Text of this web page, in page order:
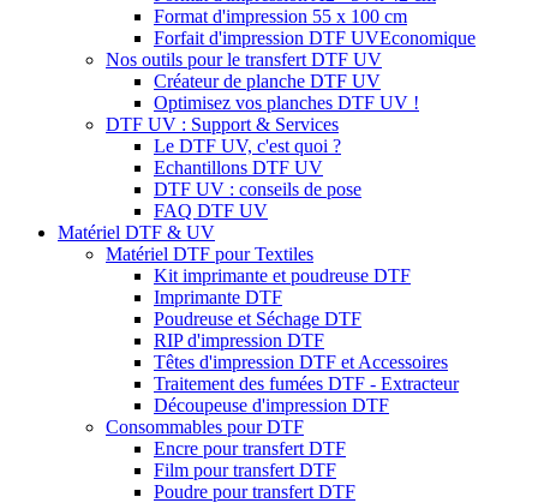
Format d'impression 55 x 100 cm
Forfait d'impression DTF UVEconomique
Nos outils pour le transfert DTF UV
Créateur de planche DTF UV
Optimisez vos planches DTF UV !
DTF UV : Support & Services
Le DTF UV, c'est quoi ?
Echantillons DTF UV
DTF UV : conseils de pose
FAQ DTF UV
Matériel DTF & UV
Matériel DTF pour Textiles
Kit imprimante et poudreuse DTF
Imprimante DTF
Poudreuse et Séchage DTF
RIP d'impression DTF
Têtes d'impression DTF et Accessoires
Traitement des fumées DTF - Extracteur
Découpeuse d'impression DTF
Consommables pour DTF
Encre pour transfert DTF
Film pour transfert DTF
Poudre pour transfert DTF